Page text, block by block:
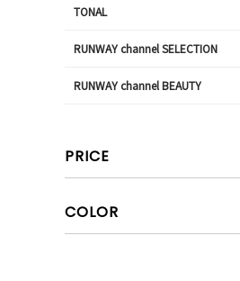
TONAL
RUNWAY channel SELECTION
RUNWAY channel BEAUTY
PRICE
COLOR